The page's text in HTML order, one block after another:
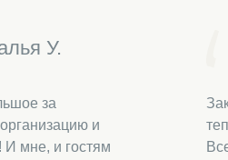
У.
за
и
И мне, и гостям